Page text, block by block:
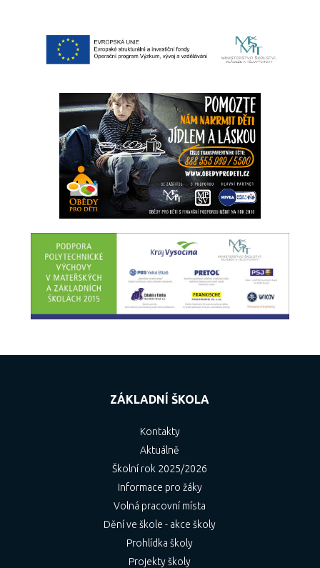
ZÁKLADNÍ ŠKOLA
Kontakty
Aktuálně
Školní rok 2025/2026
Informace pro žáky
Volná pracovní místa
Dění ve škole - akce školy
Prohlídka školy
Projekty školy